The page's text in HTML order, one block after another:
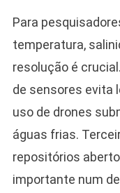
Para
temperatura,
resolução é
de sensores evita
uso de drones
águas frias.
repositórios
importante num